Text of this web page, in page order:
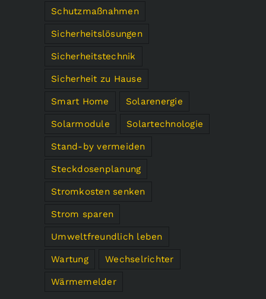
Schutzmaßnahmen
Sicherheitslösungen
Sicherheitstechnik
Sicherheit zu Hause
Smart Home Solarenergie
Solarmodule Solartechnologie
Stand-by vermeiden
Steckdosenplanung
Stromkosten senken
Strom sparen
Umweltfreundlich leben
Wartung Wechselrichter
Wärmemelder